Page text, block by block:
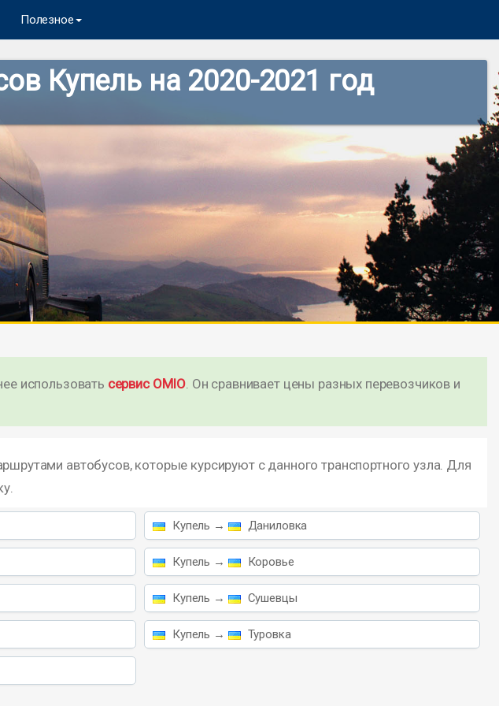
Полезное
Купель на 2020-2021 год
использовать сервис OMIO. Он сравнивает цены разных перевозчиков и
автобусов, которые курсируют с данного транспортного узла. Для
Купель → Даниловка
Купель → Коровье
Купель → Сушевцы
Купель → Туровка